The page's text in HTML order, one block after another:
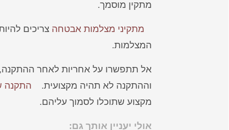
מתקין מוסמך.
מתקיני מצלמות אבטחה צריכים
המצלמות.
אל תתפשרו על אחריות לאחר
וההתקנה לא תהיה מקצועית.
התקנה
מקצוע שתוכלו לסמוך עליהם.
אולי יעניין אותך גם: